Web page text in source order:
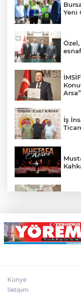
Yeni
Arsa”
İş
Künye
İletişim